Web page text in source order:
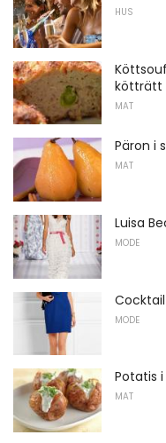
HUS
kötträtt
MAT
Päron i
MAT
Luisa
MODE
Cocktail
MODE
Potatis
MAT